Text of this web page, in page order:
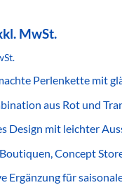
MwSt.
Perlenkette mit
aus Rot und
Design mit leichter
Concept
Ergänzung für